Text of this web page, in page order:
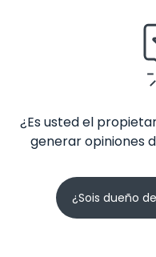
¿Es usted el
generar opiniones
¿Sois dueño